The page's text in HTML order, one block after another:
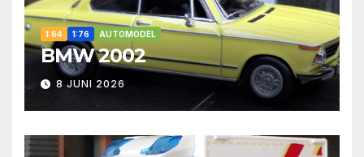
1:64 1:76 AUTOMODEL
BMW 2002
8 JUNI 2026